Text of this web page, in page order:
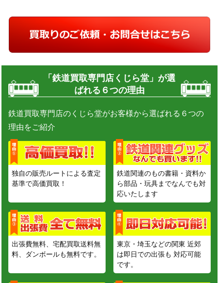
「鉄道買取専門店くじら堂」が選
ばれる６つの理由
鉄道買取専門店のくじら堂がお客様から選ばれる６つの
理由をご紹介
独自の販売ルートによる査定
基準で高価買取！
鉄道関連のもの書籍・資料か
ら部品・玩具までなんでも対
応いたします
出張費無料、宅配買取送料無
料、ダンボールも無料です。
東京・埼玉などの関東 近郊
は即日での出張も 対応可能
です。